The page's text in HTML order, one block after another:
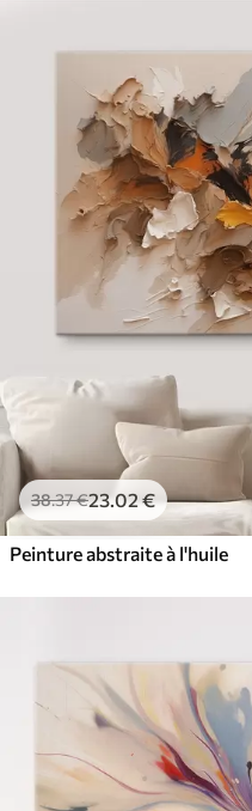
38.37€23.02 €
Peinture abstraite à l'huile